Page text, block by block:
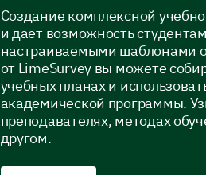
Создание комплексной
и дает возможность
настраиваемыми шаблонами
от LimeSurvey вы можете
учебных планах и
академической программы.
преподавателях, методах
другом.